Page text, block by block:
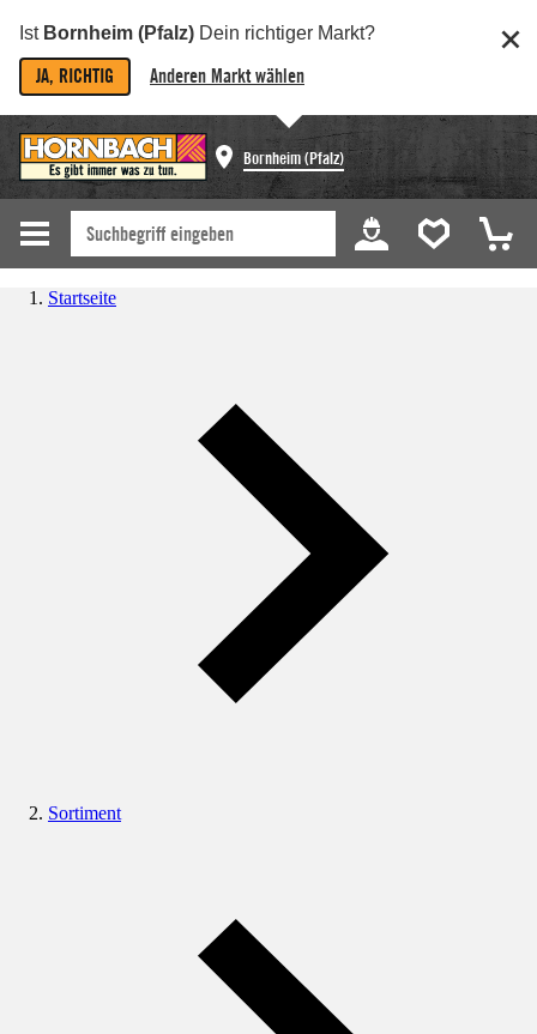
Ist Bornheim (Pfalz) Dein richtiger Markt?
JA, RICHTIG Anderen Markt wählen
Bornheim (Pfalz)
Startseite
Sortiment